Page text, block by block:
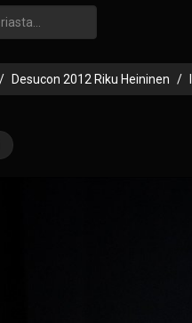
Desucon 2012 Riku Heininen